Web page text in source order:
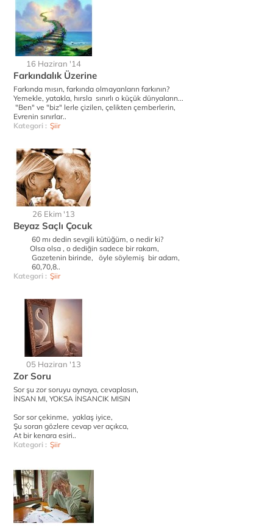
16 Haziran '14
Farkındalık Üzerine
Farkında mısın, farkında olmayanların farkının?
Yemekle, yatakla, hırsla sınırlı o küçük dünyaların...
"Ben" ve "biz" lerle çizilen, çelikten çemberlerin,
Evrenin sınırlar..
Kategori : Şiir
26 Ekim '13
Beyaz Saçlı Çocuk
60 mı dedin sevgili kütüğüm, o nedir ki?
Olsa olsa , o dediğin sadece bir rakam,
Gazetenin birinde, öyle söylemiş bir adam,
60,70,8..
Kategori : Şiir
05 Haziran '13
Zor Soru
Sor şu zor soruyu aynaya, cevaplasın,
İNSAN MI, YOKSA İNSANCIK MISIN
Sor sor çekinme, yaklaş iyice,
Şu soran gözlere cevap ver açıkca,
At bir kenara esiri..
Kategori : Şiir